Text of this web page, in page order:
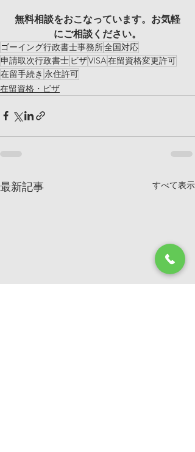
無料相談をおこなっています。お気軽
にご相談ください。
ゴーイング行政書士事務所全国対応
申請取次行政書士 ビザVISA在留資格変更許可
在留手続き 永住許可
在留資格・ビザ
最新記事 すべて表示